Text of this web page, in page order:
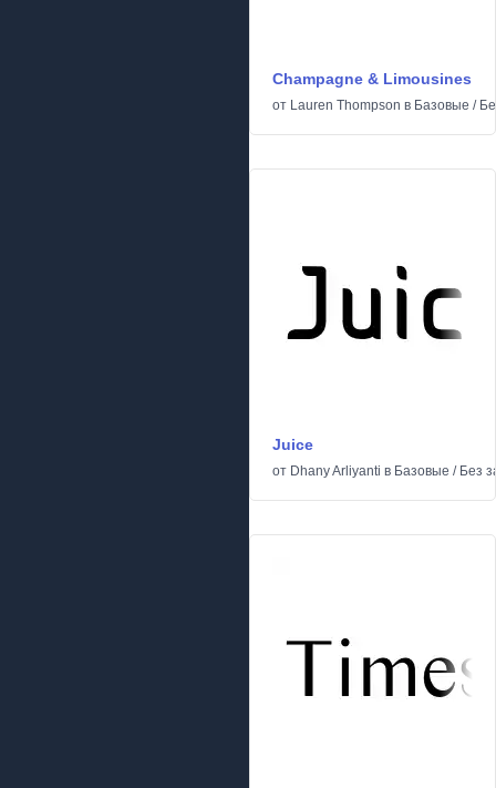
Champagne & Limousines
от Lauren Thompson в Базовые /
Juice
от Dhany Arliyanti в Базовые / Без